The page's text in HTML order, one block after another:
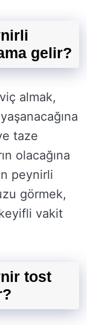
gelir?
almak,
taze
olacağına
peynirli
görmek,
vakit
tost